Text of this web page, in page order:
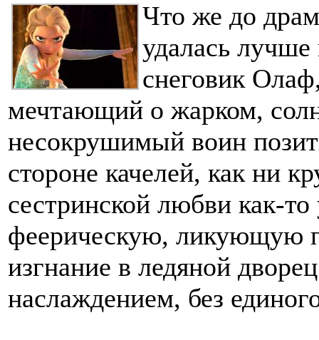
Что же до
удалась
снеговик
мечтающий о жарком,
несокрушимый воин
стороне качелей, как ни
сестринской любви как-
феерическую, ликующую
изгнание в ледяной
наслаждением, без